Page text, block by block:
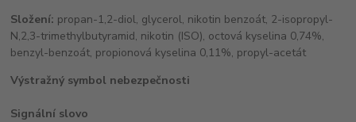
Složení: propan-1,2-diol, glycerol, nikotin benzoát, 2-isopropyl-
N,2,3-trimethylbutyramid, nikotin (ISO), octová kyselina 0,74%,
benzyl-benzoát, propionová kyselina 0,11%, propyl-acetát
Výstražný symbol nebezpečnosti
Signální slovo